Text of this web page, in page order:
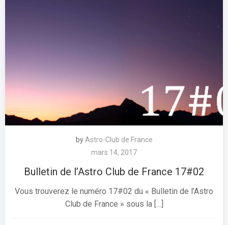
by Astro-Club de France
mars 14, 2017
Bulletin de l’Astro Club de France 17#02
Vous trouverez le numéro 17#02 du « Bulletin de l’Astro
Club de France » sous la […]